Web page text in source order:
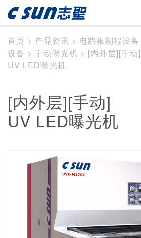
首页 > 产品资讯 > 电路板制程设备
设备 > 手动曝光机 > [内外层][手动]
UV LED曝光机
[内外层][手动]
UV LED曝光机